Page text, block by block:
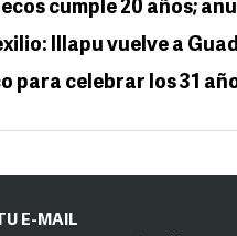
cumple 20 años;
Illapu vuelve a
celebrar los 31
E-MAIL